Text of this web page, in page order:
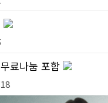
료나눔 포함